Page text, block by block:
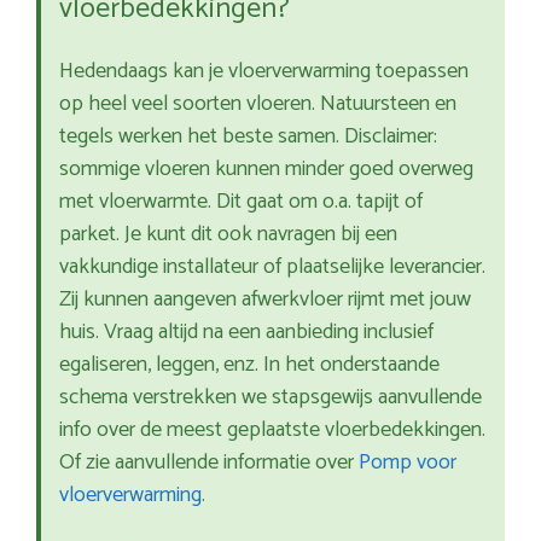
Hedendaags kan je vloerverwarming toepassen
op heel veel soorten vloeren. Natuursteen en
tegels werken het beste samen. Disclaimer:
sommige vloeren kunnen minder goed overweg
met vloerwarmte. Dit gaat om o.a. tapijt of
parket. Je kunt dit ook navragen bij een
vakkundige installateur of plaatselijke leverancier.
Zij kunnen aangeven afwerkvloer rijmt met jouw
huis. Vraag altijd na een aanbieding inclusief
egaliseren, leggen, enz. In het onderstaande
schema verstrekken we stapsgewijs aanvullende
info over de meest geplaatste vloerbedekkingen.
Of zie aanvullende informatie overPomp voor
vloerverwarming.